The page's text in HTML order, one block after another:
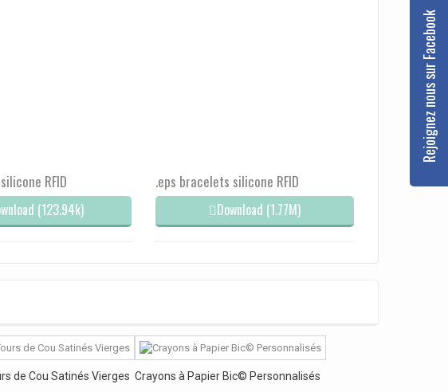
Rejoignez nous sur Facebook
RFID
(123.94k)
.eps bracelets silicone RFID
Download (1.77M)
de Cou Satinés Vierges Crayons à Papier Bic© Personnalisés